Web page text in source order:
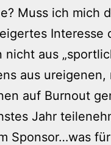
Muss ich mich
Interesse
nicht aus
aus
auf Burnout
Jahr
Sponsor…was